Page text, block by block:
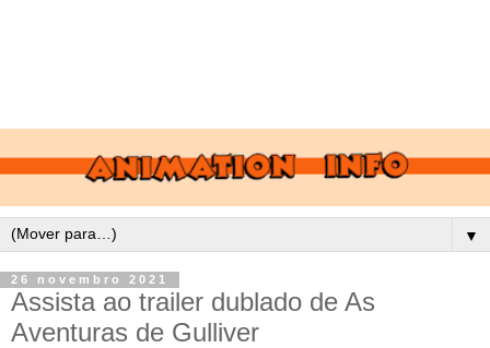
▼
26 novembro 2021
Assista ao trailer dublado de As
Aventuras de Gulliver